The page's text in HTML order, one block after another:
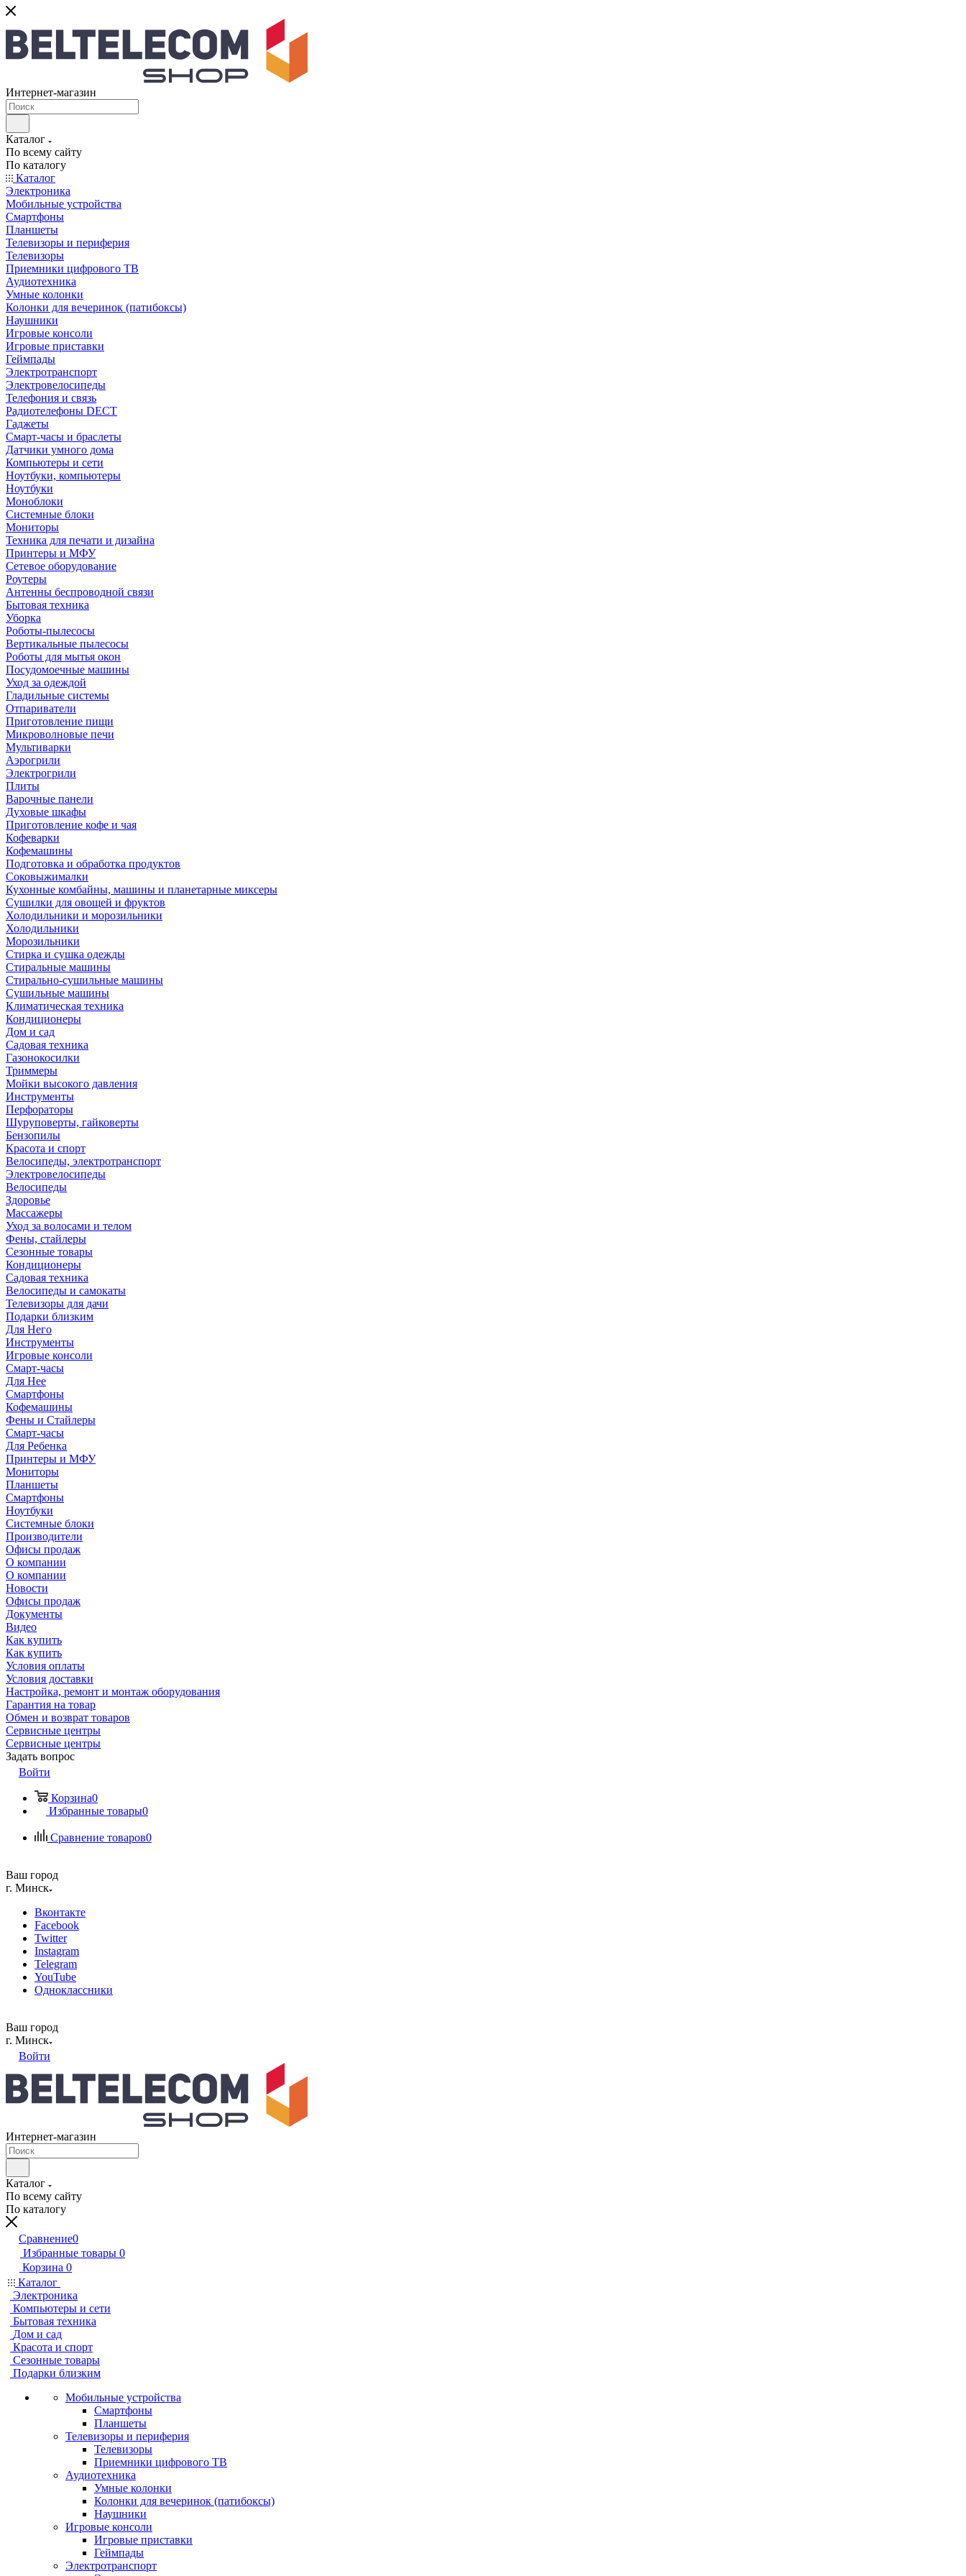
Интернет-магазин
Каталог
По всему сайту
По каталогу
Каталог
Электроника
Мобильные устройства
Смартфоны
Планшеты
Телевизоры и периферия
Телевизоры
Приемники цифрового ТВ
Аудиотехника
Умные колонки
Колонки для вечеринок (патибоксы)
Наушники
Игровые консоли
Игровые приставки
Геймпады
Электротранспорт
Электровелосипеды
Телефония и связь
Радиотелефоны DECT
Гаджеты
Смарт-часы и браслеты
Датчики умного дома
Компьютеры и сети
Ноутбуки, компьютеры
Ноутбуки
Моноблоки
Системные блоки
Мониторы
Техника для печати и дизайна
Принтеры и МФУ
Сетевое оборудование
Роутеры
Антенны беспроводной связи
Бытовая техника
Уборка
Роботы-пылесосы
Вертикальные пылесосы
Роботы для мытья окон
Посудомоечные машины
Уход за одеждой
Гладильные системы
Отпариватели
Приготовление пищи
Микроволновые печи
Мультиварки
Аэрогрили
Электрогрили
Плиты
Варочные панели
Духовые шкафы
Приготовление кофе и чая
Кофеварки
Кофемашины
Подготовка и обработка продуктов
Соковыжималки
Кухонные комбайны, машины и планетарные миксеры
Сушилки для овощей и фруктов
Холодильники и морозильники
Холодильники
Морозильники
Стирка и сушка одежды
Стиральные машины
Стирально-сушильные машины
Сушильные машины
Климатическая техника
Кондиционеры
Дом и сад
Садовая техника
Газонокосилки
Триммеры
Мойки высокого давления
Инструменты
Перфораторы
Шуруповерты, гайковерты
Бензопилы
Красота и спорт
Велосипеды, электротранспорт
Электровелосипеды
Велосипеды
Здоровье
Массажеры
Уход за волосами и телом
Фены, стайлеры
Сезонные товары
Кондиционеры
Садовая техника
Велосипеды и самокаты
Телевизоры для дачи
Подарки близким
Для Него
Инструменты
Игровые консоли
Смарт-часы
Для Нее
Смартфоны
Кофемашины
Фены и Стайлеры
Смарт-часы
Для Ребенка
Принтеры и МФУ
Мониторы
Планшеты
Смартфоны
Ноутбуки
Системные блоки
Производители
Офисы продаж
О компании
О компании
Новости
Офисы продаж
Документы
Видео
Как купить
Как купить
Условия оплаты
Условия доставки
Настройка, ремонт и монтаж оборудования
Гарантия на товар
Обмен и возврат товаров
Сервисные центры
Сервисные центры
Задать вопрос
Войти
Корзина0
Избранные товары0
Сравнение товаров0
Ваш город
г. Минск
Вконтакте
Facebook
Twitter
Instagram
Telegram
YouTube
Одноклассники
Ваш город
г. Минск
Войти
Интернет-магазин
Каталог
По всему сайту
По каталогу
Сравнение0
Избранные товары 0
Корзина 0
Каталог
Электроника
Компьютеры и сети
Бытовая техника
Дом и сад
Красота и спорт
Сезонные товары
Подарки близким
Мобильные устройства
Смартфоны
Планшеты
Телевизоры и периферия
Телевизоры
Приемники цифрового ТВ
Аудиотехника
Умные колонки
Колонки для вечеринок (патибоксы)
Наушники
Игровые консоли
Игровые приставки
Геймпады
Электротранспорт